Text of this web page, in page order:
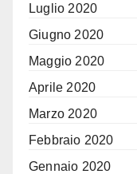
Luglio 2020
Giugno 2020
Maggio 2020
Aprile 2020
Marzo 2020
Febbraio 2020
Gennaio 2020